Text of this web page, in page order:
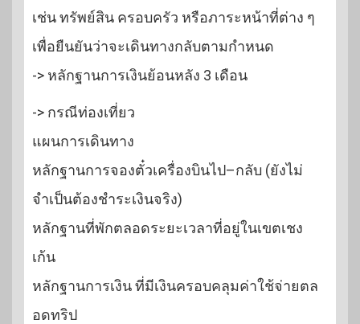
เช่น ทรัพย์สิน ครอบครัว หรือภาระหน้าที่ต่าง ๆ
เพื่อยืนยันว่าจะเดินทางกลับตามกำหนด
-> หลักฐานการเงินย้อนหลัง 3 เดือน
-> กรณีท่องเที่ยว
แผนการเดินทาง
หลักฐานการจองตั๋วเครื่องบินไป–กลับ (ยังไม่
จำเป็นต้องชำระเงินจริง)
หลักฐานที่พักตลอดระยะเวลาที่อยู่ในเขตเชง
เก้น
หลักฐานการเงิน ที่มีเงินครอบคลุมค่าใช้จ่ายตล
อดทริป